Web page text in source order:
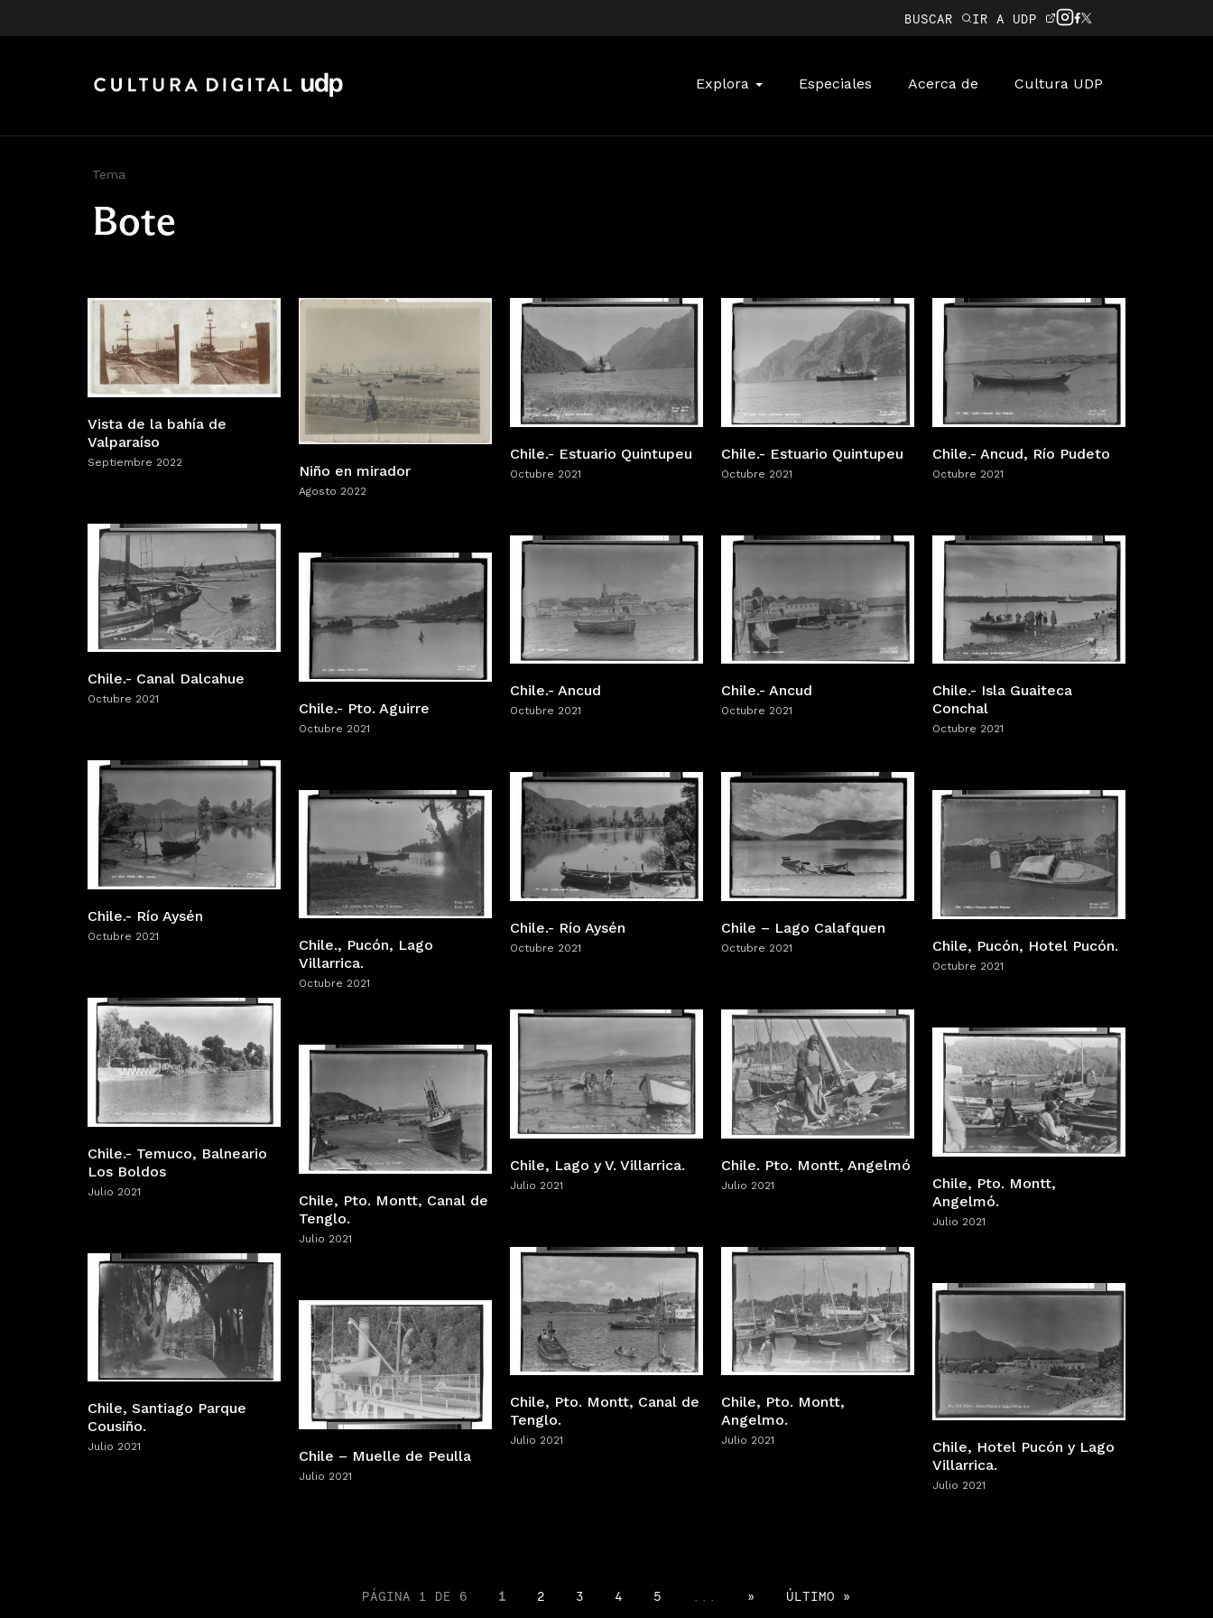
BUSCAR IR A UDP
Explora Especiales Acerca de Cultura UDP
Tema
Bote
Vista de la bahía de
Valparaíso
Septiembre 2022
Niño en mirador
Agosto 2022
Chile.- Estuario Quintupeu
Octubre 2021
Chile.- Estuario Quintupeu
Octubre 2021
Chile.- Ancud, Río Pudeto
Octubre 2021
Chile.- Canal Dalcahue
Octubre 2021
Chile.- Ancud
Octubre 2021
Chile.- Ancud
Octubre 2021
Chile.- Isla Guaiteca
Conchal
Octubre 2021
Chile.- Pto. Aguirre
Octubre 2021
Chile.- Río Aysén
Octubre 2021
Chile.- Río Aysén
Octubre 2021
Chile – Lago Calafquen
Octubre 2021
Chile., Pucón, Lago
Villarrica.
Octubre 2021
Chile, Pucón, Hotel Pucón.
Octubre 2021
Chile.- Temuco, Balneario
Los Boldos
Julio 2021
Chile, Lago y V. Villarrica.
Julio 2021
Chile. Pto. Montt, Angelmó
Julio 2021
Chile, Pto. Montt,
Angelmó.
Julio 2021
Chile, Pto. Montt, Canal de
Tenglo.
Julio 2021
Chile, Pto. Montt, Canal de
Tenglo.
Julio 2021
Chile, Pto. Montt,
Angelmo.
Julio 2021
Chile, Santiago Parque
Cousiño.
Julio 2021
Chile, Hotel Pucón y Lago
Villarrica.
Julio 2021
Chile – Muelle de Peulla
Julio 2021
PÁGINA 1 DE 6 1 2 3 4 5 » ÚLTIMO »